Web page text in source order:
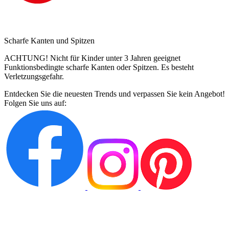
Scharfe Kanten und Spitzen
ACHTUNG! Nicht für Kinder unter 3 Jahren geeignet
Funktionsbedingte scharfe Kanten oder Spitzen. Es besteht
Verletzungsgefahr.
Entdecken Sie die neuesten Trends und verpassen Sie kein Angebot!
Folgen Sie uns auf: